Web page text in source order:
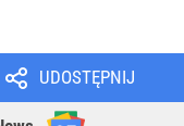
UDOSTĘPNIJ